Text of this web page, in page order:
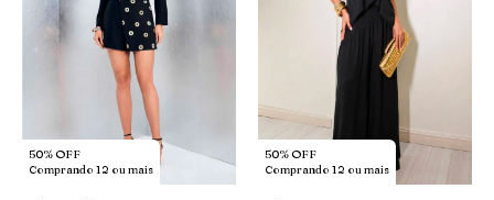
50% OFF
Comprando 12 ou mais
50% OFF
Comprando 12 ou mais